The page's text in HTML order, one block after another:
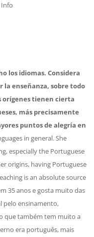
Info
los idiomas. Considera
la enseñanza, sobre todo
orígenes tienen cierta
más precisamente
puntos de alegría en
in general. She
especially the Portuguese
origins, having Portuguese
is an absolute source
35 anos e gosta muito das
pelo ensinamento,
que também tem muito a
era português, mais